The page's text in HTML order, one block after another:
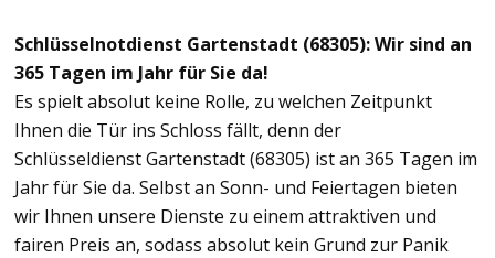
Schlüsselnotdienst Gartenstadt (68305): Wir sind an
365 Tagen im Jahr für Sie da!
Es spielt absolut keine Rolle, zu welchen Zeitpunkt
Ihnen die Tür ins Schloss fällt, denn der
Schlüsseldienst Gartenstadt (68305) ist an 365 Tagen im
Jahr für Sie da. Selbst an Sonn- und Feiertagen bieten
wir Ihnen unsere Dienste zu einem attraktiven und
fairen Preis an, sodass absolut kein Grund zur Panik